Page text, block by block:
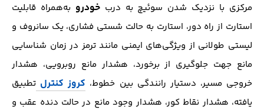
مرکزی با نزدیک شدن سوئیچ به دربخودرو به‌همراه قابلیت
استارت از راه دور، استارت به حالت شستی فشاری، یک سانروف و
لیستی طولانی از ویژگی‌های ایمنی مانند ترمز در زمان شناسایی
مانع جهت جلوگیری از برخورد، هشدار مانع روبرویی، هشدار
خروجی مسیر، دستیار رانندگی بین خطوط، کروز کنترل تطبیق
یافته، هشدار نقاط کور، هشدار وجود مانع در حالت دنده عقب و